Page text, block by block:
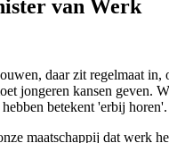
van Werk
daar zit regelmaat
jongeren kansen geven.
betekent 'erbij horen'.
maatschappij dat werk